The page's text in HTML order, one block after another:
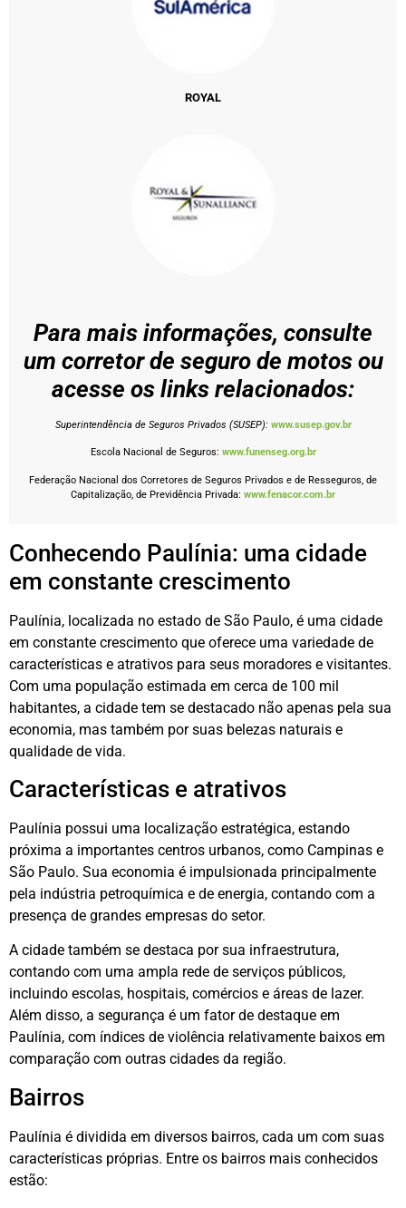
ROYAL
Para mais informações, consulte
um corretor de seguro de motos ou
acesse os links relacionados:
Superintendência de Seguros Privados (SUSEP): www.susep.gov.br
Escola Nacional de Seguros: www.funenseg.org.br
Federação Nacional dos Corretores de Seguros Privados e de Resseguros, de
Capitalização, de Previdência Privada: www.fenacor.com.br
Conhecendo Paulínia: uma cidade
em constante crescimento
Paulínia, localizada no estado de São Paulo, é uma cidade
em constante crescimento que oferece uma variedade de
características e atrativos para seus moradores e visitantes.
Com uma população estimada em cerca de 100 mil
habitantes, a cidade tem se destacado não apenas pela sua
economia, mas também por suas belezas naturais e
qualidade de vida.
Características e atrativos
Paulínia possui uma localização estratégica, estando
próxima a importantes centros urbanos, como Campinas e
São Paulo. Sua economia é impulsionada principalmente
pela indústria petroquímica e de energia, contando com a
presença de grandes empresas do setor.
A cidade também se destaca por sua infraestrutura,
contando com uma ampla rede de serviços públicos,
incluindo escolas, hospitais, comércios e áreas de lazer.
Além disso, a segurança é um fator de destaque em
Paulínia, com índices de violência relativamente baixos em
comparação com outras cidades da região.
Bairros
Paulínia é dividida em diversos bairros, cada um com suas
características próprias. Entre os bairros mais conhecidos
estão: